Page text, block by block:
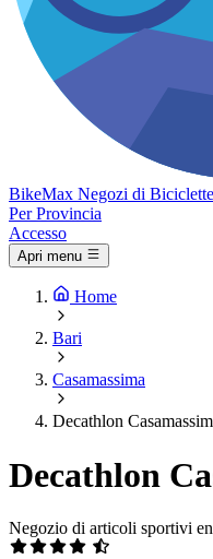
BikeMax Negozi di
Per Provincia
Accesso
Apri menu
Home
Bari
Casamassima
Decathlon
Decathlon
Negozio di articoli sportivi